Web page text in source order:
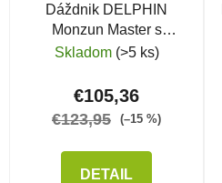
Dáždnik DELPHIN
Monzun Master s
bočnicou
Skladom (>5 ks)
€105,36
€123,95 (–15 %)
DETAIL